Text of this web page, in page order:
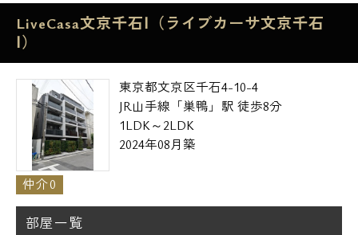
LiveCasa文京千石Ⅰ（ライブカーサ文京千石
Ⅰ）
東京都文京区千石4-10-4
JR山手線「巣鴨」駅 徒歩8分
1LDK～2LDK
2024年08月築
仲介0
部屋一覧
メールでお問い合わせ
お問い合わせ